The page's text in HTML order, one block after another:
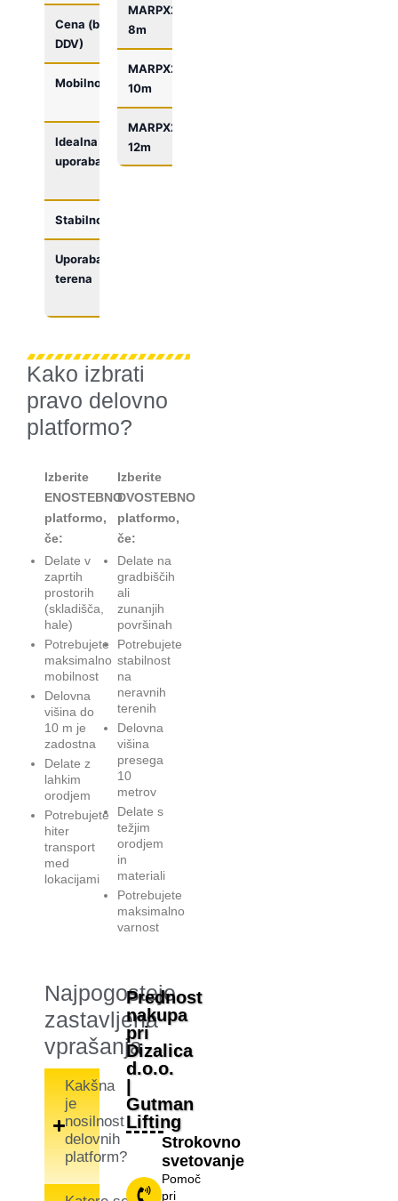
Cena (brez
DDV)
Mobilnost
Idealna
uporaba
Stabilnost
Uporaba
terena
MARPX2-
8m
MARPX2-
10m
MARPX2-
12m
Kako izbrati
pravo delovno
platformo?
Izberite
ENOSTEBNO
platformo,
če:
Delate v
zaprtih
prostorih
(skladišča,
hale)
Potrebujete
maksimalno
mobilnost
Delovna
višina do
10 m je
zadostna
Delate z
lahkim
orodjem
Potrebujete
hiter
transport
med
lokacijami
Izberite
DVOSTEBNO
platformo,
če:
Delate na
gradbiščih
ali
zunanjih
površinah
Potrebujete
stabilnost
na
neravnih
terenih
Delovna
višina
presega
10
metrov
Delate s
težjim
orodjem
in
materiali
Potrebujete
maksimalno
varnost
Najpogosteje
zastavljena
vprašanja
Kakšna
je
nosilnost
delovnih
platform?
Prednost
nakupa
pri
Dizalica
d.o.o.
|
Gutman
Lifting
Strokovno
svetovanje
Pomoč
pri